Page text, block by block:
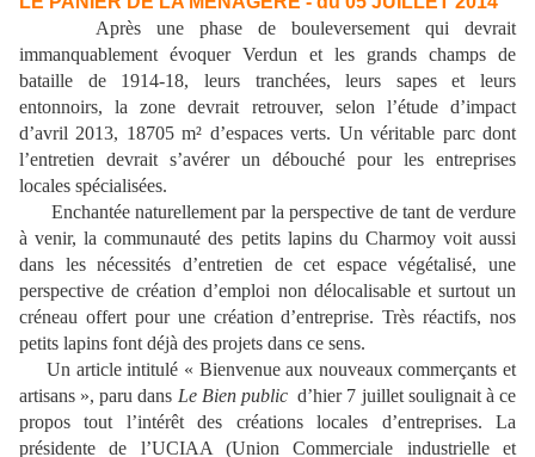
Après une phase de bouleversement qui devrait
immanquablement évoquer Verdun et les grands champs de
bataille de 1914-18, leurs tranchées, leurs sapes et leurs
entonnoirs, la zone devrait retrouver, selon l’étude d’impact
d’avril 2013, 18705 m² d’espaces verts. Un véritable parc dont
l’entretien devrait s’avérer un débouché pour les entreprises
locales spécialisées.
Enchantée naturellement par la perspective de tant de verdure
à venir, la communauté des petits lapins du Charmoy voit aussi
dans les nécessités d’entretien de cet espace végétalisé, une
perspective de création d’emploi non délocalisable et surtout un
créneau offert pour une création d’entreprise. Très réactifs, nos
petits lapins font déjà des projets dans ce sens.
Un article intitulé « Bienvenue aux nouveaux commerçants et
artisans », paru dans Le Bien public d’hier 7 juillet soulignait à ce
propos tout l’intérêt des créations locales d’entreprises. La
présidente de l’UCIAA (Union Commerciale industrielle et